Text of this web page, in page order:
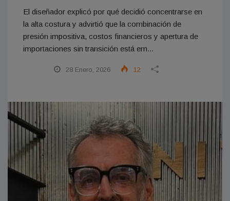
El diseñador explicó por qué decidió concentrarse en
la alta costura y advirtió que la combinación de
presión impositiva, costos financieros y apertura de
importaciones sin transición está em...
28 Enero, 2026 12